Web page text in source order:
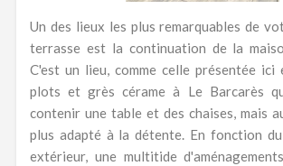
Un des lieux les plus remarquables de
terrasse est la continuation de la
C'est un lieu, comme celle présentée ici
plots et grès cérame à Le Barcarès
contenir une table et des chaises, mais
plus adapté à la détente. En fonction
extérieur, une multitide